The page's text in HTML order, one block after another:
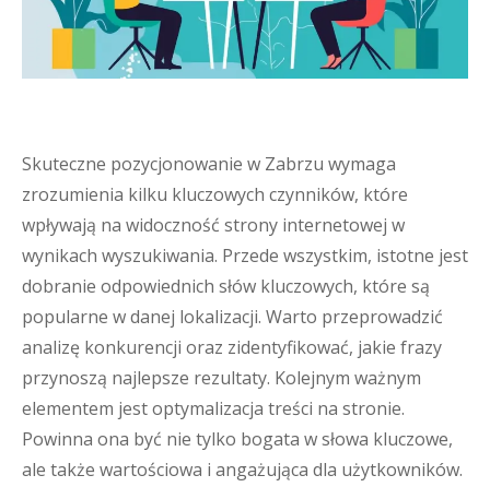
Skuteczne pozycjonowanie w Zabrzu wymaga
zrozumienia kilku kluczowych czynników, które
wpływają na widoczność strony internetowej w
wynikach wyszukiwania. Przede wszystkim, istotne jest
dobranie odpowiednich słów kluczowych, które są
popularne w danej lokalizacji. Warto przeprowadzić
analizę konkurencji oraz zidentyfikować, jakie frazy
przynoszą najlepsze rezultaty. Kolejnym ważnym
elementem jest optymalizacja treści na stronie.
Powinna ona być nie tylko bogata w słowa kluczowe,
ale także wartościowa i angażująca dla użytkowników.